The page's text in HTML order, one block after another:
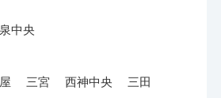
中央
三宮 西神中央 三田